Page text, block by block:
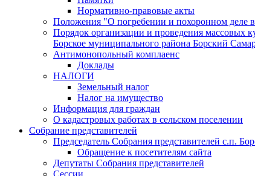
Нормативно-правовые акты
Положения "О погребении и похоронном деле
Порядок организации и проведения массовых
Борское муниципального района Борский
Антимонопольный комплаенс
Доклады
НАЛОГИ
Земельный налог
Налог на имущество
Информация для граждан
О кадастровых работах в сельском поселении
Собрание представителей
Председатель Собрания представителей с.п.
Обращение к посетителям сайта
Депутаты Собрания представителей
Сессии